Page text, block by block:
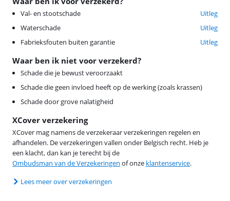
Val- en stootschade
Uitleg
Waterschade
Uitleg
Fabrieksfouten buiten garantie
Uitleg
Waar ben ik niet voor verzekerd?
Schade die je bewust veroorzaakt
Schade die geen invloed heeft op de werking (zoals krassen)
Schade door grove nalatigheid
XCover verzekering
XCover mag namens de verzekeraar verzekeringen regelen en
afhandelen. De verzekeringen vallen onder Belgisch recht. Heb je
een klacht, dan kan je terecht bij de
Ombudsman van de Verzekeringen of onze klantenservice.
Lees meer over verzekeringen